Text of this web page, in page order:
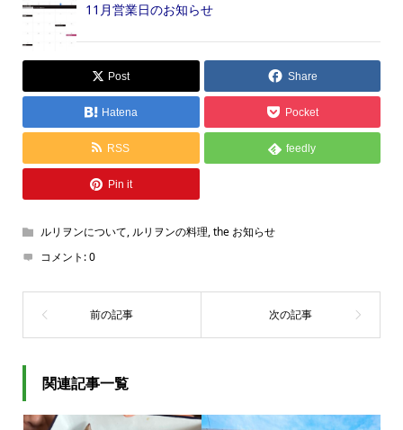
11月営業日のお知らせ
Post Share
Hatena Pocket
RSS feedly
Pin it
ルリヲンについて, ルリヲンの料理,the お知らせ
コメント:0
関連記事一覧